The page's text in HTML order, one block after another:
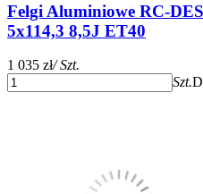
Felgi Aluminiowe RC-
5x114,3 8,5J ET40
1 035 zł/ Szt.
Szt.